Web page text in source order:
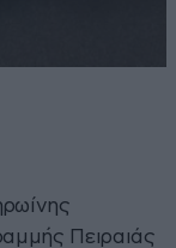
Πειραιάς